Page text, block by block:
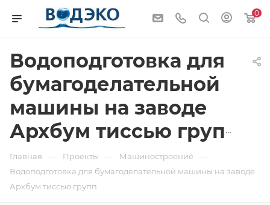
0
Водоподготовка для
бумагоделательной
машины на заводе
Архбум тиссью групп
Главная — Проекты — Машиностроение —
Водоподготовка для бумагоделательной машины на заводе
Архбум тиссью групп